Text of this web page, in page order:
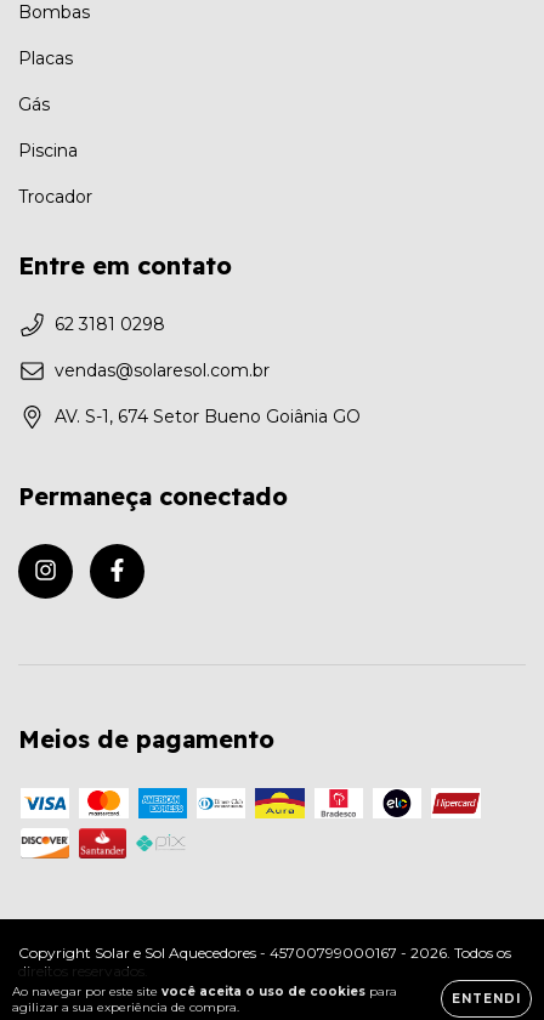
Ao navegar por este site você aceita o uso de cookies para
agilizar a sua experiência de compra.
ENTENDI
Bombas
Placas
Gás
Piscina
Trocador
Entre em contato
62 3181 0298
vendas@solaresol.com.br
AV. S-1, 674 Setor Bueno Goiânia GO
Permaneça conectado
Meios de pagamento
Copyright Solar e Sol Aquecedores - 45700799000167 - 2026. Todos os
direitos reservados.